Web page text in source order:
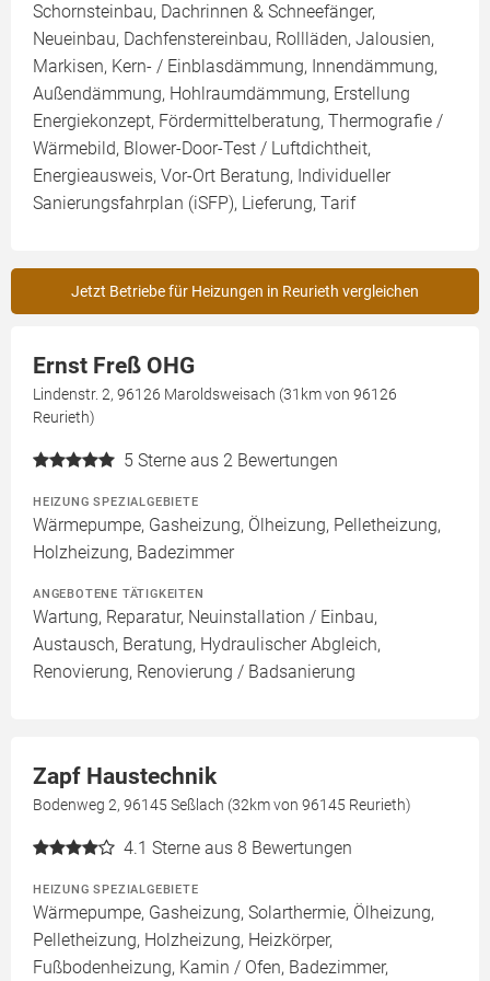
Schornsteinbau, Dachrinnen & Schneefänger,
Neueinbau, Dachfenstereinbau, Rollläden, Jalousien,
Markisen, Kern- / Einblasdämmung, Innendämmung,
Außendämmung, Hohlraumdämmung, Erstellung
Energiekonzept, Fördermittelberatung, Thermografie /
Wärmebild, Blower-Door-Test / Luftdichtheit,
Energieausweis, Vor-Ort Beratung, Individueller
Sanierungsfahrplan (iSFP), Lieferung, Tarif
Jetzt Betriebe für Heizungen in Reurieth vergleichen
Ernst Freß OHG
Lindenstr. 2, 96126 Maroldsweisach (31km von 96126
Reurieth)
5 Sterne aus 2 Bewertungen
HEIZUNG SPEZIALGEBIETE
Wärmepumpe, Gasheizung, Ölheizung, Pelletheizung,
Holzheizung, Badezimmer
ANGEBOTENE TÄTIGKEITEN
Wartung, Reparatur, Neuinstallation / Einbau,
Austausch, Beratung, Hydraulischer Abgleich,
Renovierung, Renovierung / Badsanierung
Zapf Haustechnik
Bodenweg 2, 96145 Seßlach (32km von 96145 Reurieth)
4.1 Sterne aus 8 Bewertungen
HEIZUNG SPEZIALGEBIETE
Wärmepumpe, Gasheizung, Solarthermie, Ölheizung,
Pelletheizung, Holzheizung, Heizkörper,
Fußbodenheizung, Kamin / Ofen, Badezimmer,